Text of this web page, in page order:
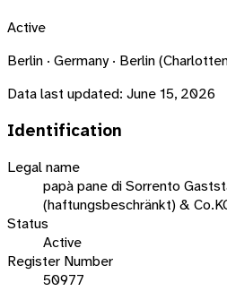
Active
Berlin · Germany · Berlin
Data last updated: June 15, 2026
Identification
Legal name
papà pane di Sorrento
(haftungsbeschränkt) &
Status
Active
Register Number
50977